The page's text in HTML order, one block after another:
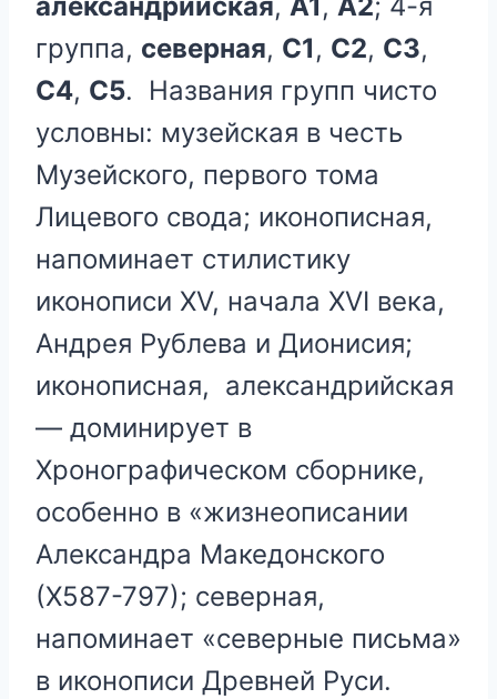
александрийская, А1, А2; 4-я
группа, северная, С1, С2, С3,
С4, С5. Названия групп чисто
условны: музейская в честь
Музейского, первого тома
Лицевого свода; иконописная,
напоминает стилистику
иконописи XV, начала XVI века,
Андрея Рублева и Дионисия;
иконописная, александрийская
— доминирует в
Хронографическом сборнике,
особенно в «жизнеописании
Александра Македонского
(Х587-797); северная,
напоминает «северные письма»
в иконописи Древней Руси.